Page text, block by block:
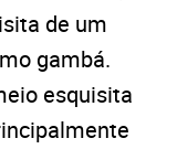
de um
gambá.
esquisita